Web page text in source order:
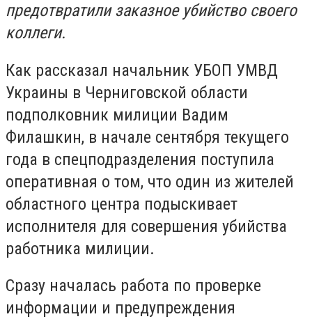
предотвратили заказное убийство своего
коллеги.
Как рассказал начальник УБОП УМВД
Украины в Черниговской области
подполковник милиции Вадим
Филашкин, в начале сентября текущего
года в спецподразделения поступила
оперативная о том, что один из жителей
областного центра подыскивает
исполнителя для совершения убийства
работника милиции.
Сразу началась работа по проверке
информации и предупреждения